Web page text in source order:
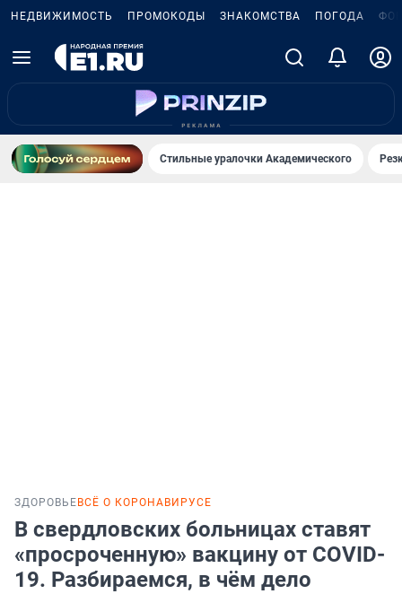
НЕДВИЖИМОСТЬ ПРОМОКОДЫ ЗНАКОМСТВА ПОГОДА
Стильные уралочки Академического
ЗДОРОВЬЕ ВСЁ О КОРОНАВИРУСЕ
В свердловских больницах ставят
«просроченную» вакцину от COVID-
19. Разбираемся, в чём дело